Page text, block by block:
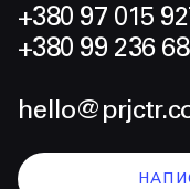
+380 97 015
+380 99 236